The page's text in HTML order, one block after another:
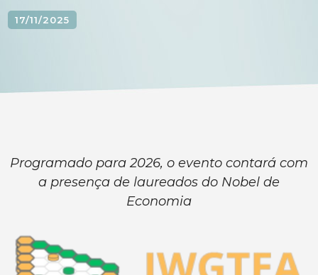
17/11/2025
Programado para 2026, o evento contará com
a presença de laureados do Nobel de
Economia